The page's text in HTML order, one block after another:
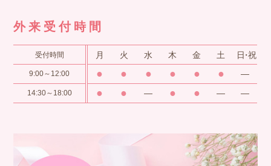
外来受付時間
受付時間 月 火 水 木 金 土 日・祝
9:00～12:00 ● ● ● ● ● ● ―
14:30～18:00 ● ● ― ● ● ― ―